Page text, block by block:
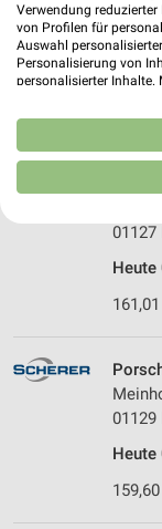
01219
01127
Heute
01129
Heute
Verwendung
von Profilen für
Auswahl
Personalisierung von
personalisierter Inhalte.
Kombinationen von
Verbesserung der
von Inhalten.
Daten können
Website/App.
Partnerliste
IAB-
auf einem
Verwendung
Werbeanzeigen